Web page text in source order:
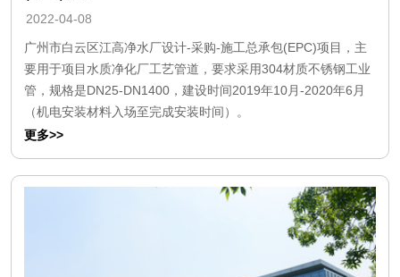
2022-04-08
广州市白云区江高净水厂设计-采购-施工总承包(EPC)项目，主
要用于项目水质净化厂工艺管道，要求采用304材质不锈钢工业
管，规格是DN25-DN1400，建设时间2019年10月-2020年6月
（机电安装材料入场至完成安装时间）。
更多>>